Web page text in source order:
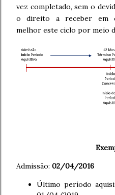
vez completado, sem o
o direito a receber em
melhor este ciclo por meio
Admissão: 02/04/2016
Último período